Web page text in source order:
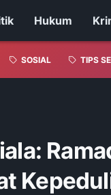
Hukum
SOSIAL TIPS